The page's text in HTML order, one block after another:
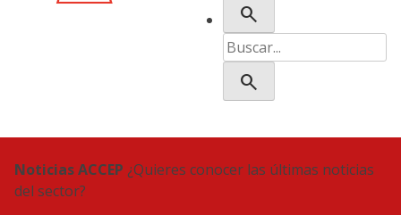
search
Buscar:
search
Noticias ACCEP ¿Quieres conocer las últimas noticias
del sector?